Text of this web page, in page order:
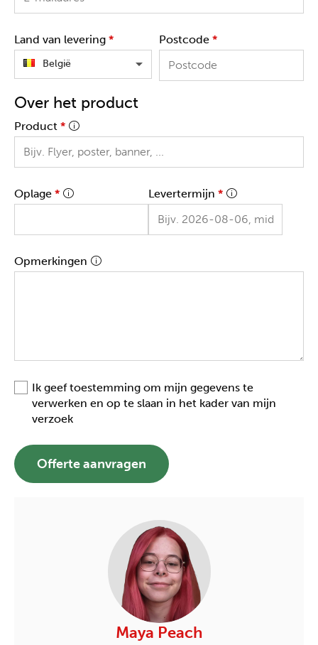
Land van levering *
België
Postcode *
Over het product
Product *
Oplage * Levertermijn *
Opmerkingen
Ik geef toestemming om mijn gegevens te
verwerken en op te slaan in het kader van mijn
verzoek
Offerte aanvragen
Maya Peach